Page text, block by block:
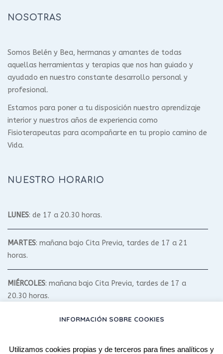
NOSOTRAS
Somos Belén y Bea, hermanas y amantes de todas
aquellas herramientas y terapias que nos han guiado y
ayudado en nuestro constante desarrollo personal y
profesional.
Estamos para poner a tu disposición nuestro aprendizaje
interior y nuestros años de experiencia como
Fisioterapeutas para acompañarte en tu propio camino de
Vida.
NUESTRO HORARIO
LUNES: de 17 a 20.30 horas.
MARTES: mañana bajo Cita Previa, tardes de 17 a 21
horas.
MIÉRCOLES: mañana bajo Cita Previa, tardes de 17 a
20.30 horas.
: mañana bajo Cita Previa, tardes de 17 a 20.30
INFORMACIÓN SOBRE COOKIES
Utilizamos cookies propias y de terceros para fines analíticos y